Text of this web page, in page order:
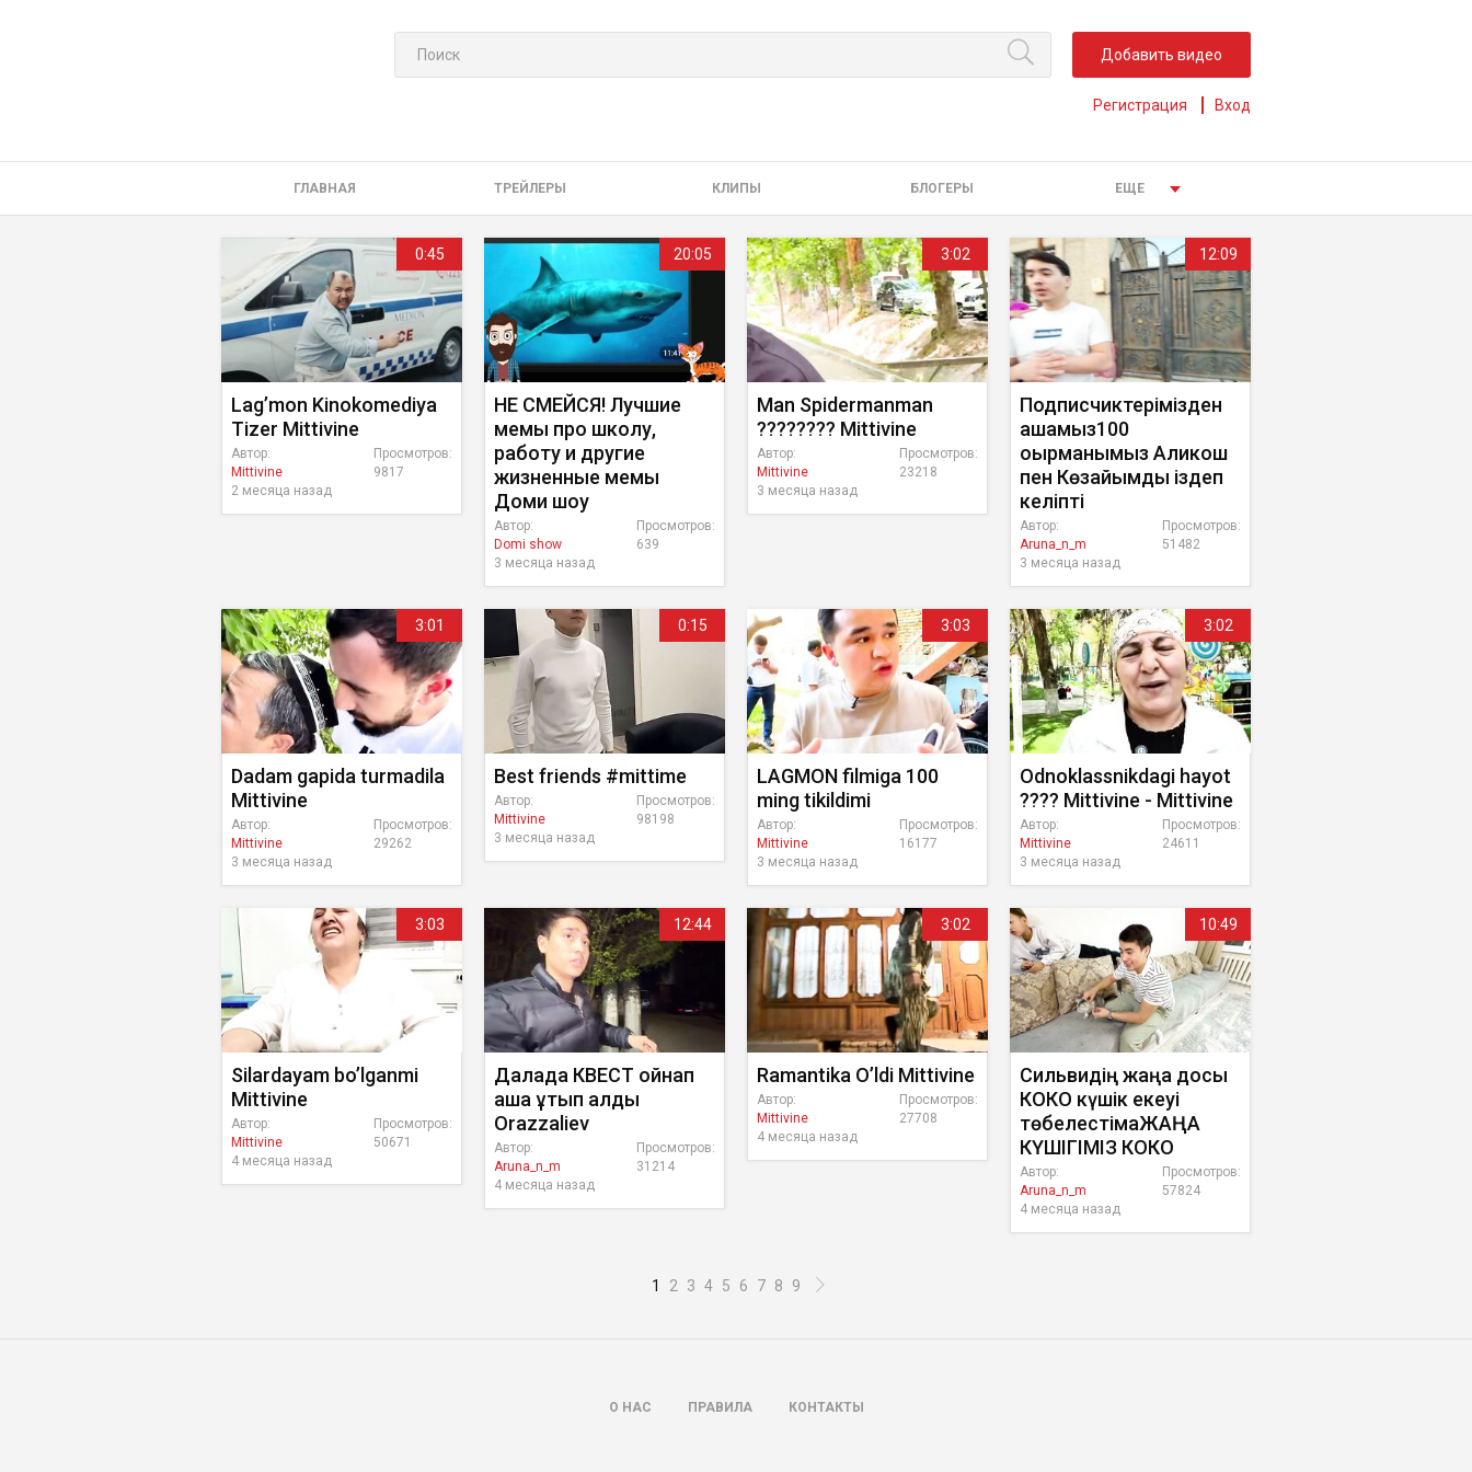
Добавить видео
Регистрация Вход
ГЛАВНАЯ ТРЕЙЛЕРЫ КЛИПЫ БЛОГЕРЫ ЕЩЕ
0:45
Lag’mon Kinokomediya
Tizer Mittivine
Просмотров:
9817
Автор:
Mittivine
2 месяца назад
20:05
НЕ СМЕЙСЯ! Лучшие
мемы про школу,
работу и другие
жизненные мемы
Доми шоу
Просмотров:
639
Автор:
Domi show
3 месяца назад
3:02
Man Spidermanman
???????? Mittivine
Просмотров:
23218
Автор:
Mittivine
3 месяца назад
12:09
Подписчиктерімізден
қашамыз100
оқырманымыз Аликош
пен Көзайымды іздеп
келіпті
Просмотров:
51482
Автор:
Aruna_n_m
3 месяца назад
3:01
Dadam gapida turmadila
Mittivine
Просмотров:
29262
Автор:
Mittivine
3 месяца назад
0:15
Best friends #mittime
Просмотров:
98198
Автор:
Mittivine
3 месяца назад
3:03
LAGMON filmiga 100
ming tikildimi
Просмотров:
16177
Автор:
Mittivine
3 месяца назад
3:02
Odnoklassnikdagi hayot
???? Mittivine - Mittivine
Просмотров:
24611
Автор:
Mittivine
3 месяца назад
3:03
Silardayam bo’lganmi
Mittivine
Просмотров:
50671
Автор:
Mittivine
4 месяца назад
12:44
Далада КВЕСТ ойнап
ақша ұтып алдық
Orazzaliev
Просмотров:
31214
Автор:
Aruna_n_m
4 месяца назад
3:02
Ramantika O’ldi Mittivine
Просмотров:
27708
Автор:
Mittivine
4 месяца назад
10:49
Сильвидің жаңа досы
КОКО күшік екеуі
төбелестімаЖАҢА
КҮШІГІМІЗ КОКО
Просмотров:
57824
Автор:
Aruna_n_m
4 месяца назад
1 2 3 4 5 6 7 8 9
О НАС ПРАВИЛА КОНТАКТЫ